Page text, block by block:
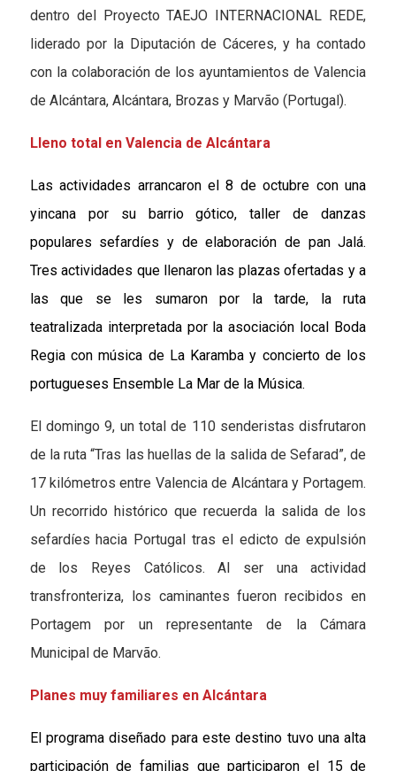
dentro del Proyecto TAEJO INTERNACIONAL REDE,
liderado por la Diputación de Cáceres, y ha contado
con la colaboración de los ayuntamientos de Valencia
de Alcántara, Alcántara, Brozas y Marvão (Portugal).
Lleno total en Valencia de Alcántara
Las actividades arrancaron el 8 de octubre con una
yincana por su barrio gótico, taller de danzas
populares sefardíes y de elaboración de pan Jalá.
Tres actividades que llenaron las plazas ofertadas y a
las que se les sumaron por la tarde, la ruta
teatralizada interpretada por la asociación local Boda
Regia con música de La Karamba y concierto de los
portugueses Ensemble La Mar de la Música.
El domingo 9, un total de 110 senderistas disfrutaron
de la ruta “Tras las huellas de la salida de Sefarad”, de
17 kilómetros entre Valencia de Alcántara y Portagem.
Un recorrido histórico que recuerda la salida de los
sefardíes hacia Portugal tras el edicto de expulsión
de los Reyes Católicos. Al ser una actividad
transfronteriza, los caminantes fueron recibidos en
Portagem por un representante de la Cámara
Municipal de Marvão.
Planes muy familiares en Alcántara
El programa diseñado para este destino tuvo una alta
participación de familias que participaron el 15 de